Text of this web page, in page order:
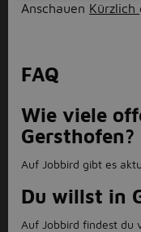
Anschauen Kürzlich
FAQ
Wie viele
Gersthofen?
Auf Jobbird gibt es
Du willst in
Auf Jobbird findest du